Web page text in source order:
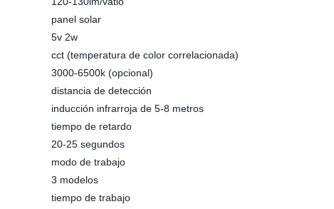
panel solar
5v 2w
cct (temperatura de color correlacionada)
3000-6500k (opcional)
distancia de detección
inducción infrarroja de 5-8 metros
tiempo de retardo
20-25 segundos
modo de trabajo
3 modelos
tiempo de trabajo